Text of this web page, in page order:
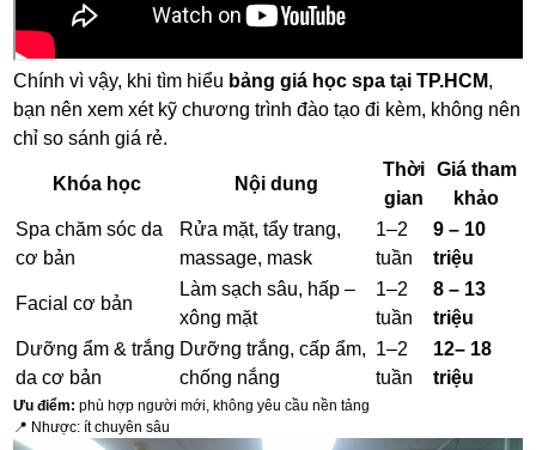
Chính vì vậy, khi tìm hiểu bảng giá học spa tại TP.HCM,
bạn nên xem xét kỹ chương trình đào tạo đi kèm, không nên
chỉ so sánh giá rẻ.
Khóa học Nội dung
Thời
gian
Giá tham
khảo
Spa chăm sóc da
cơ bản
Rửa mặt, tẩy trang,
massage, mask
1–2
tuần
9 – 10
triệu
Facial cơ bản
Làm sạch sâu, hấp –
xông mặt
1–2
tuần
8 – 13
triệu
Dưỡng ẩm & trắng
da cơ bản
Dưỡng trắng, cấp ẩm,
chống nắng
1–2
tuần
12– 18
triệu
Ưu điểm: phù hợp người mới, không yêu cầu nền tảng
📍 Nhược: ít chuyên sâu